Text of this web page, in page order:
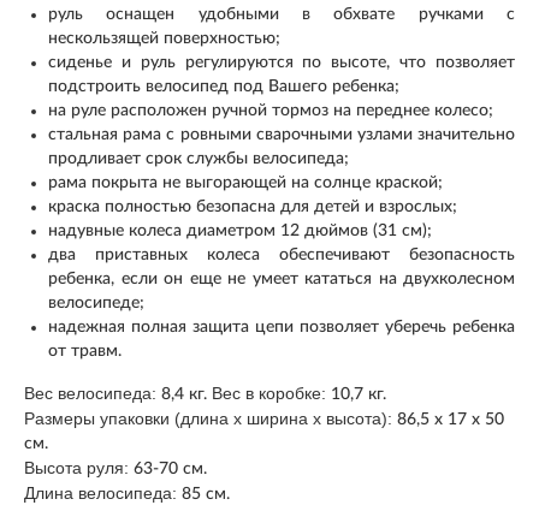
руль оснащен удобными в обхвате ручками с
нескользящей поверхностью;
сиденье и руль регулируются по высоте, что позволяет
подстроить велосипед под Вашего ребенка;
на руле расположен ручной тормоз на переднее колесо;
стальная рама с ровными сварочными узлами значительно
продливает срок службы велосипеда;
рама покрыта не выгорающей на солнце краской;
краска полностью безопасна для детей и взрослых;
надувные колеса диаметром 12 дюймов (31 см);
два приставных колеса обеспечивают безопасность
ребенка, если он еще не умеет кататься на двухколесном
велосипеде;
надежная полная защита цепи позволяет уберечь ребенка
от травм.
Вес велосипеда: 8,4 кг. Вес в коробке: 10,7 кг.
Размеры упаковки (длина х ширина х высота): 86,5 х 17 х 50
см.
Высота руля: 63-70 см.
Длина велосипеда: 85 см.